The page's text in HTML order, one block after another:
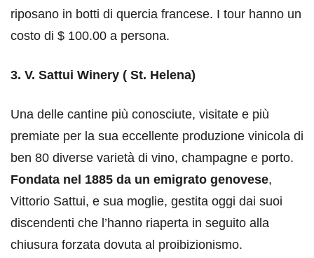
riposano in botti di quercia francese. I tour hanno un
costo di $ 100.00 a persona.
3. V. Sattui Winery ( St. Helena)
Una delle cantine più conosciute, visitate e più
premiate per la sua eccellente produzione vinicola di
ben 80 diverse varietà di vino, champagne e porto.
Fondata nel 1885 da un emigrato genovese,
Vittorio Sattui, e sua moglie, gestita oggi dai suoi
discendenti che l’hanno riaperta in seguito alla
chiusura forzata dovuta al proibizionismo.